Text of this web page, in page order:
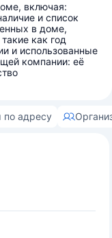
включая:
и список
в доме,
как год
и использованные
компании: её
по адресу